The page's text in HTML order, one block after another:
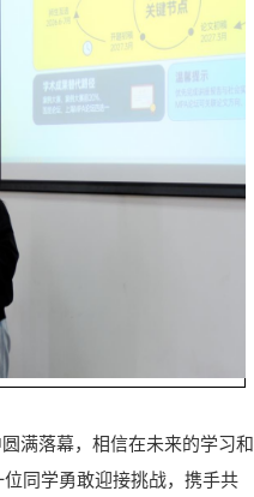
满落幕， 相信在未来的学习和
同学勇敢迎接挑战，携手共